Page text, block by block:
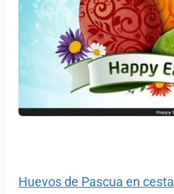
Huevos de Pascua en cesta